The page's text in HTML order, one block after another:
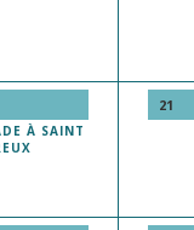
À SAINT
21